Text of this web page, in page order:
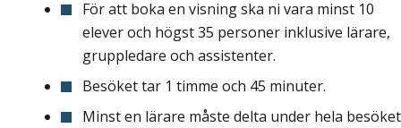
För att boka en visning ska ni vara minst 10
elever och högst 35 personer inklusive lärare,
gruppledare och assistenter.
Besöket tar 1 timme och 45 minuter.
Minst en lärare måste delta under hela